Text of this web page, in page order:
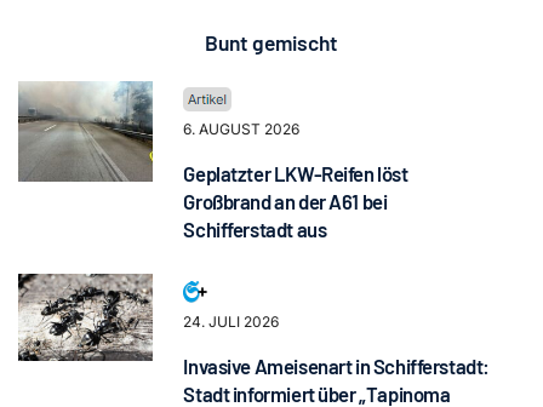
Bunt gemischt
6. AUGUST 2026
Geplatzter LKW-Reifen löst
Großbrand an der A61 bei
Schifferstadt aus
24. JULI 2026
Invasive Ameisenart in Schifferstadt:
Stadt informiert über „Tapinoma